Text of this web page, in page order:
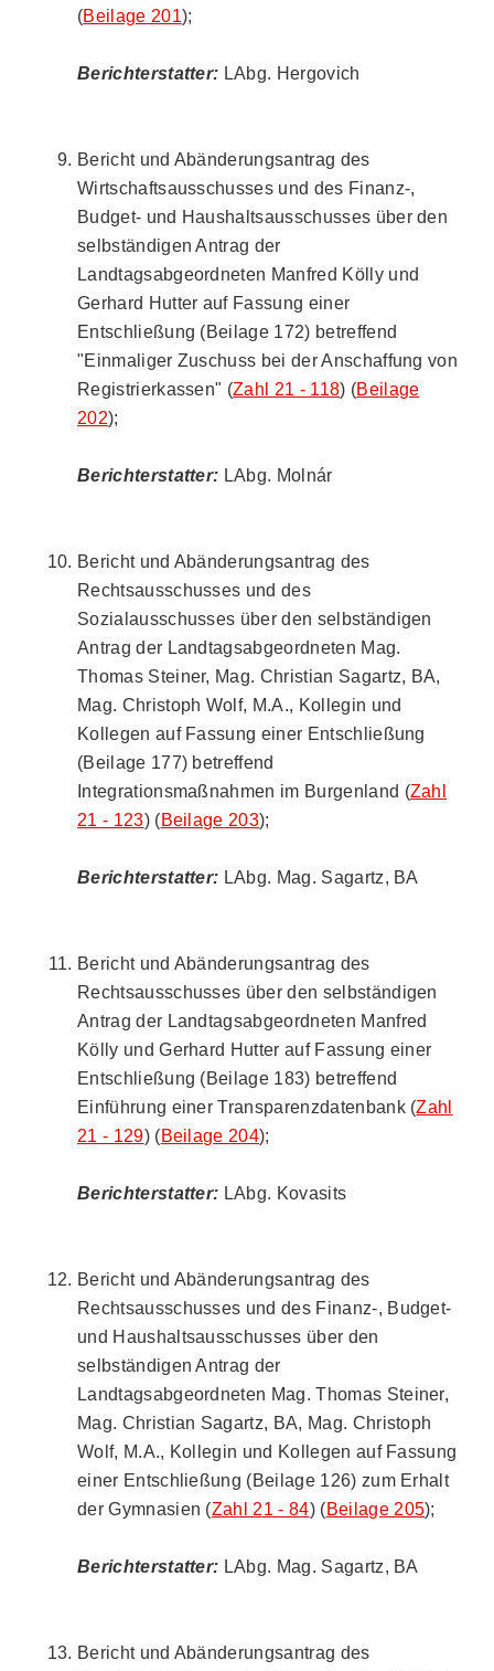
(Beilage 201);
Berichterstatter: LAbg. Hergovich
Bericht und Abänderungsantrag des
Wirtschaftsausschusses und des Finanz-,
Budget- und Haushaltsausschusses über den
selbständigen Antrag der
Landtagsabgeordneten Manfred Kölly und
Gerhard Hutter auf Fassung einer
Entschließung (Beilage 172) betreffend
"Einmaliger Zuschuss bei der Anschaffung von
Registrierkassen" (Zahl 21 - 118) (Beilage
202);
Berichterstatter: LAbg. Molnár
Bericht und Abänderungsantrag des
Rechtsausschusses und des
Sozialausschusses über den selbständigen
Antrag der Landtagsabgeordneten Mag.
Thomas Steiner, Mag. Christian Sagartz, BA,
Mag. Christoph Wolf, M.A., Kollegin und
Kollegen auf Fassung einer Entschließung
(Beilage 177) betreffend
Integrationsmaßnahmen im Burgenland (Zahl
21 - 123) (Beilage 203);
Berichterstatter: LAbg. Mag. Sagartz, BA
Bericht und Abänderungsantrag des
Rechtsausschusses über den selbständigen
Antrag der Landtagsabgeordneten Manfred
Kölly und Gerhard Hutter auf Fassung einer
Entschließung (Beilage 183) betreffend
Einführung einer Transparenzdatenbank (Zahl
21 - 129) (Beilage 204);
Berichterstatter: LAbg. Kovasits
Bericht und Abänderungsantrag des
Rechtsausschusses und des Finanz-, Budget-
und Haushaltsausschusses über den
selbständigen Antrag der
Landtagsabgeordneten Mag. Thomas Steiner,
Mag. Christian Sagartz, BA, Mag. Christoph
Wolf, M.A., Kollegin und Kollegen auf Fassung
einer Entschließung (Beilage 126) zum Erhalt
der Gymnasien (Zahl 21 - 84) (Beilage 205);
Berichterstatter: LAbg. Mag. Sagartz, BA
Bericht und Abänderungsantrag des